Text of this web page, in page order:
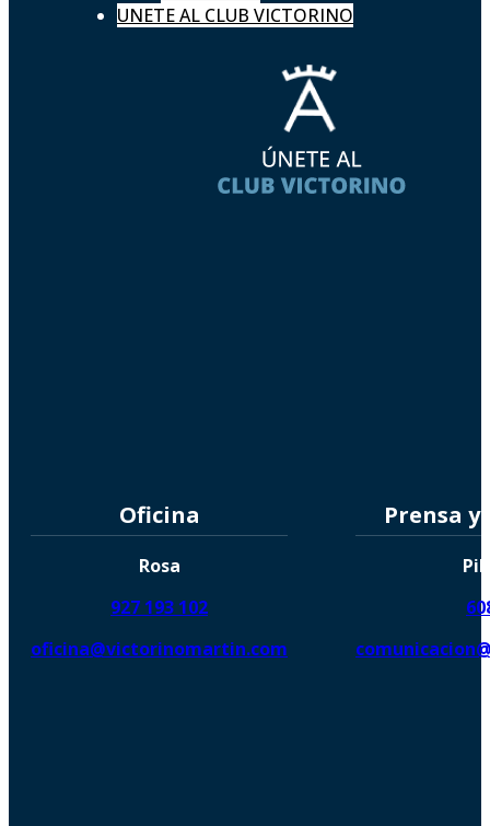
UNETE AL CLUB VICTORINO
Oficina
Rosa
927 193 102
oficina@victorinomartin.com
Prensa